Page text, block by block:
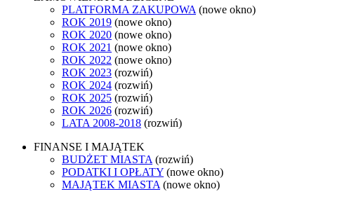
PLATFORMA ZAKUPOWA (nowe okno)
ROK 2019 (nowe okno)
ROK 2020 (nowe okno)
ROK 2021 (nowe okno)
ROK 2022 (nowe okno)
ROK 2023 (rozwiń)
ROK 2024 (rozwiń)
ROK 2025 (rozwiń)
ROK 2026 (rozwiń)
LATA 2008-2018 (rozwiń)
FINANSE I MAJĄTEK
BUDŻET MIASTA (rozwiń)
PODATKI I OPŁATY (nowe okno)
MAJĄTEK MIASTA (nowe okno)